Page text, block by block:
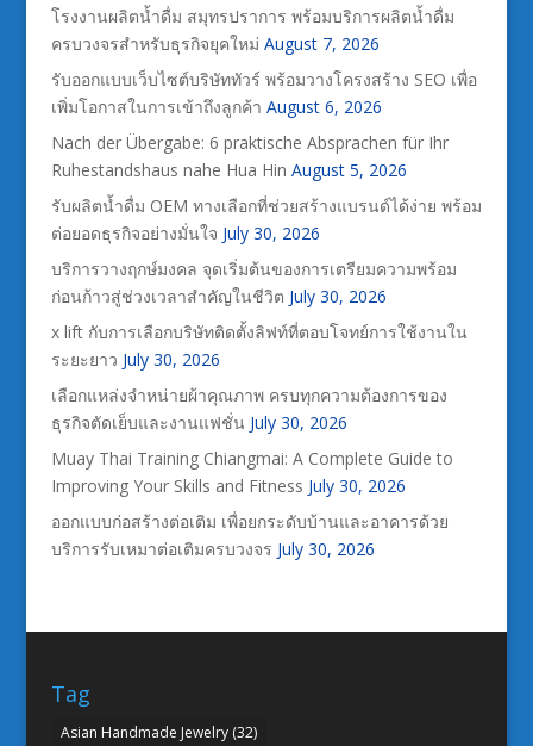
โรงงานผลิตน้ำดื่ม สมุทรปราการ พร้อมบริการผลิตน้ำดื่ม
ครบวงจรสำหรับธุรกิจยุคใหม่ August 7, 2026
รับออกแบบเว็บไซต์บริษัททัวร์ พร้อมวางโครงสร้าง SEO เพื่อ
เพิ่มโอกาสในการเข้าถึงลูกค้า August 6, 2026
Nach der Übergabe: 6 praktische Absprachen für Ihr
Ruhestandshaus nahe Hua Hin August 5, 2026
รับผลิตน้ำดื่ม OEM ทางเลือกที่ช่วยสร้างแบรนด์ได้ง่าย พร้อม
ต่อยอดธุรกิจอย่างมั่นใจ July 30, 2026
บริการวางฤกษ์มงคล จุดเริ่มต้นของการเตรียมความพร้อม
ก่อนก้าวสู่ช่วงเวลาสำคัญในชีวิต July 30, 2026
x lift กับการเลือกบริษัทติดตั้งลิฟท์ที่ตอบโจทย์การใช้งานใน
ระยะยาว July 30, 2026
เลือกแหล่งจำหน่ายผ้าคุณภาพ ครบทุกความต้องการของ
ธุรกิจตัดเย็บและงานแฟชั่น July 30, 2026
Muay Thai Training Chiangmai: A Complete Guide to
Improving Your Skills and Fitness July 30, 2026
ออกแบบก่อสร้างต่อเติม เพื่อยกระดับบ้านและอาคารด้วย
บริการรับเหมาต่อเติมครบวงจร July 30, 2026
Tag
Asian Handmade Jewelry(32)